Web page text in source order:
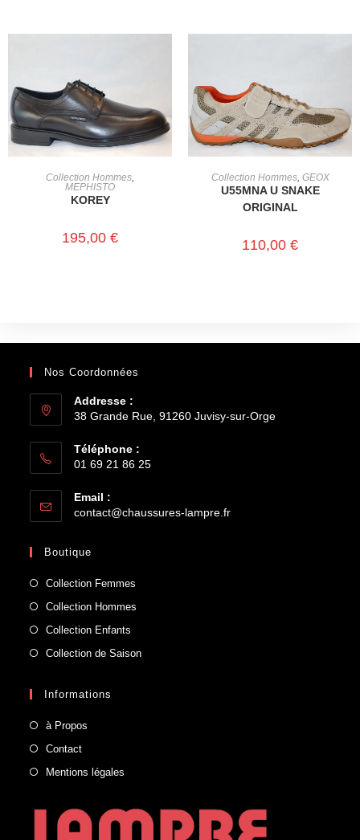
CHOIX DES OPTIONS
Collection Hommes
MEPHISTO
KOREY
195,00 €
CHOIX DES OPTIONS
Collection Hommes, GEOX
U55MNA U SNAKE
ORIGINAL
110,00 €
Nos Coordonnées
Addresse :
38 Grande Rue, 91260 Juvisy-sur-Orge
Téléphone :
01 69 21 86 25
Email :
contact@chaussures-lampre.fr
Boutique
Collection Femmes
Collection Hommes
Collection Enfants
Collection de Saison
Informations
à Propos
Contact
Mentions légales